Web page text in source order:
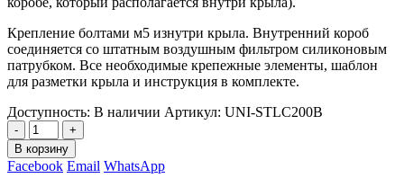
Крепление болтами м5 изнутри крыла. Внутренний короб
соединяется со штатным воздушным фильтром силиконовым
патрубком. Все необходимые крепежные элементы, шаблон
для разметки крыла и инструкция в комплекте.
Доступность: В наличии Артикул: UNI-STLC200B
-
+
В корзину
Facebook Email WhatsApp